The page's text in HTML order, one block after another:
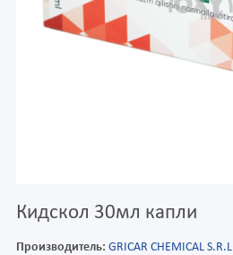
Кидскол 30мл капли
Производитель: GRICAR CHEMICAL S.R.L